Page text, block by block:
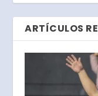
ARTÍCULOS